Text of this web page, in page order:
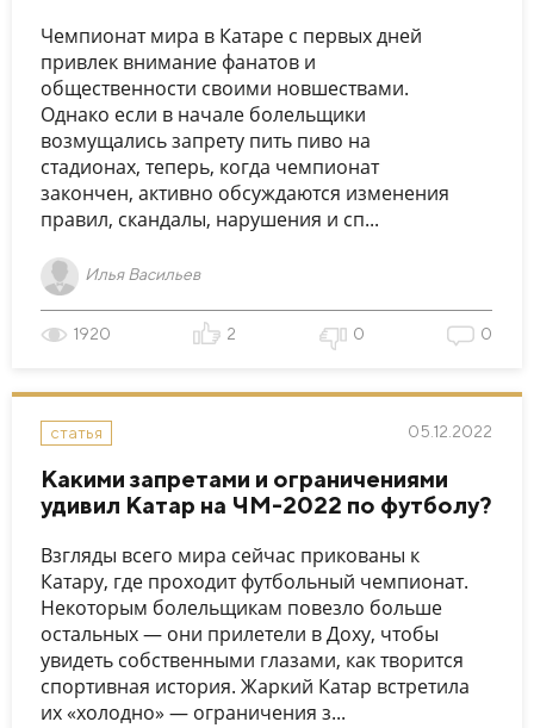
Чемпионат мира в Катаре с первых дней
привлек внимание фанатов и
общественности своими новшествами.
Однако если в начале болельщики
возмущались запрету пить пиво на
стадионах, теперь, когда чемпионат
закончен, активно обсуждаются изменения
правил, скандалы, нарушения и сп...
Илья Васильев
1920 2 0 0
статья 05.12.2022
Какими запретами и ограничениями
удивил Катар на ЧМ-2022 по футболу?
Взгляды всего мира сейчас прикованы к
Катару, где проходит футбольный чемпионат.
Некоторым болельщикам повезло больше
остальных — они прилетели в Доху, чтобы
увидеть собственными глазами, как творится
спортивная история. Жаркий Катар встретила
их «холодно» — ограничения з...